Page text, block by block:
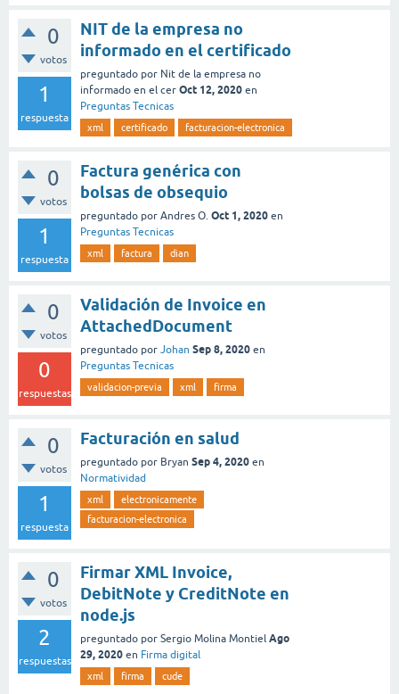
0
votos
1
respuesta
NIT de la empresa no
informado en el certificado
preguntado por Nit de la empresa no
informado en el cer Oct 12, 2020 en
Preguntas Tecnicas
xml certificado facturacion-electronica
0
votos
1
respuesta
Factura genérica con
bolsas de obsequio
preguntado por Andres O. Oct 1, 2020 en
Preguntas Tecnicas
xml factura dian
0
votos
0
respuestas
Validación de Invoice en
AttachedDocument
preguntado por Johan Sep 8, 2020 en
Preguntas Tecnicas
validacion-previa xml firma
0
votos
1
respuesta
Facturación en salud
preguntado por Bryan Sep 4, 2020 en
Normatividad
xml
electronicamente
facturacion-electronica
0
votos
2
respuestas
Firmar XML Invoice,
DebitNote y CreditNote en
node.js
preguntado por Sergio Molina Montiel Ago
29, 2020 en Firma digital
xml firma cude